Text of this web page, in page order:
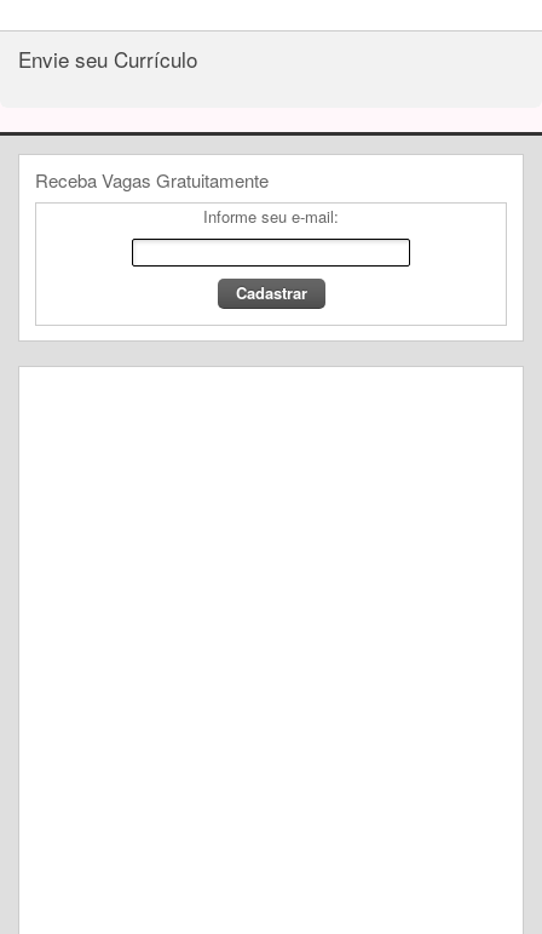
Envie seu Currículo
Receba Vagas Gratuitamente
Informe seu e-mail: